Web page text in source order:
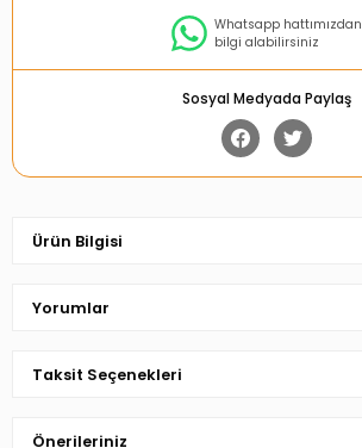
Whatsapp hattımızdan
bilgi alabilirsiniz
Sosyal Medyada Paylaş
Ürün Bilgisi
Yorumlar
Taksit Seçenekleri
Önerileriniz